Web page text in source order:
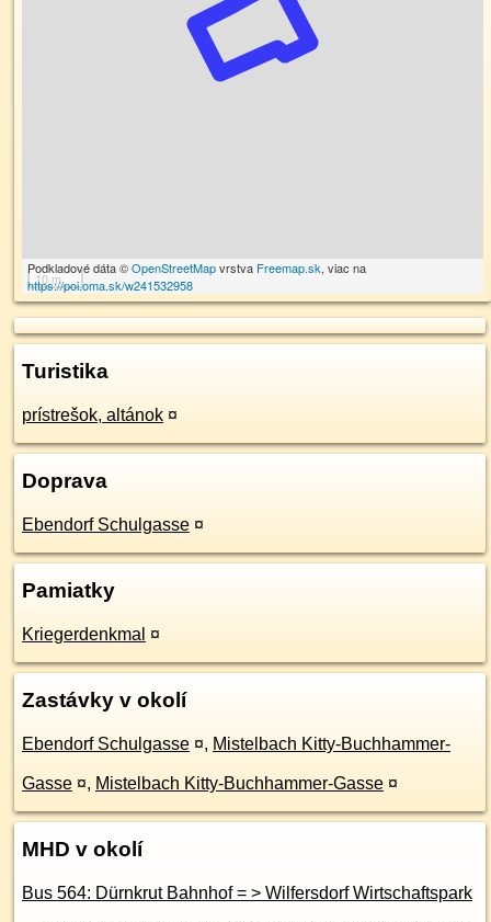
10 m
Podkladové dáta ©OpenStreetMapvrstva Freemap.sk, viac na
https://poi.oma.sk/w241532958
Turistika
prístrešok, altánok ¤
Doprava
Ebendorf Schulgasse ¤
Pamiatky
Kriegerdenkmal ¤
Zastávky v okolí
Ebendorf Schulgasse ¤, Mistelbach Kitty-Buchhammer-
Gasse ¤, Mistelbach Kitty-Buchhammer-Gasse ¤
MHD v okolí
Bus 564: Dürnkrut Bahnhof = > Wilfersdorf Wirtschaftspark